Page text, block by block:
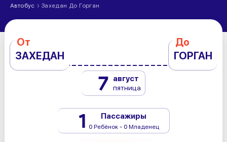
Автобус › Захедан До Горган
От
ЗАХЕДАН
До
ГОРГАН
7 август
пятница
1 Пассажиры
0 Ребёнок - 0 Младенец